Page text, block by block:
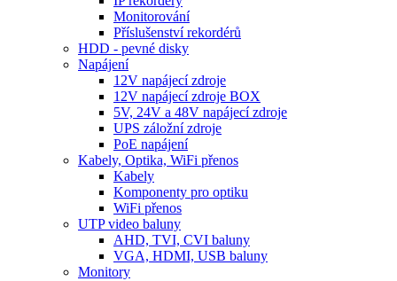
Monitorování
Příslušenství rekordérů
HDD - pevné disky
Napájení
12V napájecí zdroje
12V napájecí zdroje BOX
5V, 24V a 48V napájecí zdroje
UPS záložní zdroje
PoE napájení
Kabely, Optika, WiFi přenos
Kabely
Komponenty pro optiku
WiFi přenos
UTP video baluny
AHD, TVI, CVI baluny
VGA, HDMI, USB baluny
Monitory